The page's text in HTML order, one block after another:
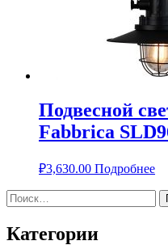
Подвесной
Fabbrica
₽3,630.00 Подробнее
Найти:
Категории